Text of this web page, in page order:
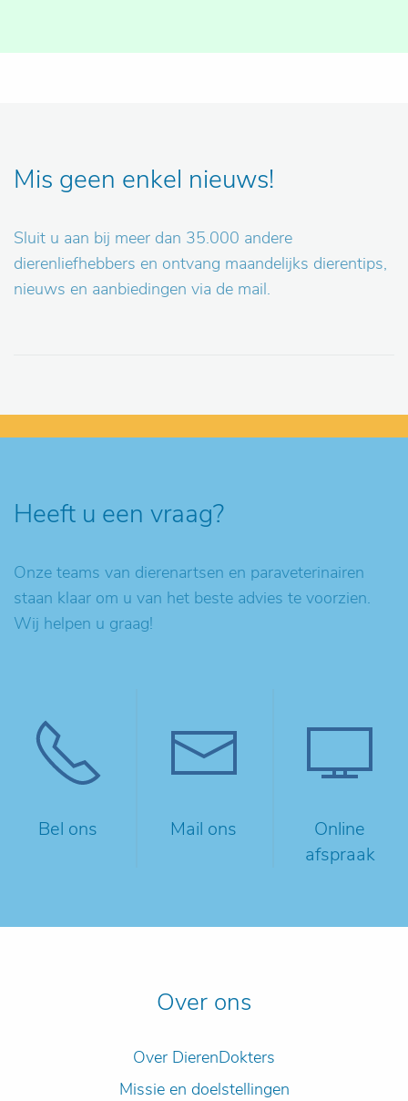
Mis geen enkel nieuws!
Sluit u aan bij meer dan 35.000 andere
dierenliefhebbers en ontvang maandelijks dierentips,
nieuws en aanbiedingen via de mail.
Heeft u een vraag?
Onze teams van dierenartsen en paraveterinairen
staan klaar om u van het beste advies te voorzien.
Wij helpen u graag!
Bel ons Mail ons
Online
afspraak
Over ons
Over DierenDokters
Missie en doelstellingen